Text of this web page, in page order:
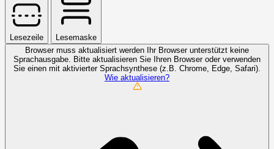
Lesezeile
Lesemaske
Browser muss aktualisiert werden
Ihr Browser unterstützt keine
Sprachausgabe. Bitte aktualisieren Sie Ihren Browser oder verwenden
Sie einen mit aktivierter Sprachsynthese (z.B. Chrome, Edge, Safari).
Wie aktualisieren?